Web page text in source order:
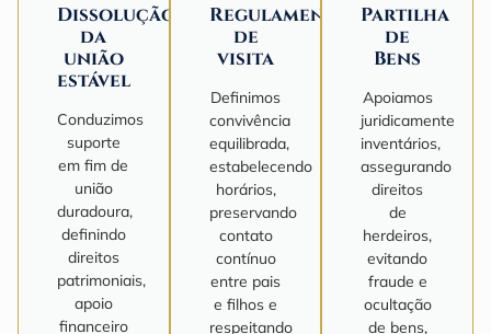
Dissolução
da
união
estável
Conduzimos
suporte
em fim de
união
duradoura,
definindo
direitos
patrimoniais,
apoio
financeiro
Regulamentação
de
visita
Definimos
convivência
equilibrada,
estabelecendo
horários,
preservando
contato
contínuo
entre pais
e filhos e
respeitando
Partilha
de
Bens
Apoiamos
juridicamente
inventários,
assegurando
direitos
de
herdeiros,
evitando
fraude e
ocultação
de bens,